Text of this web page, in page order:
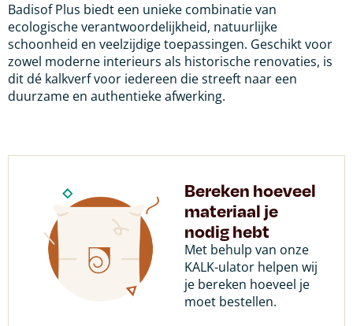
Badisof Plus biedt een unieke combinatie van
ecologische verantwoordelijkheid, natuurlijke
schoonheid en veelzijdige toepassingen. Geschikt voor
zowel moderne interieurs als historische renovaties, is
dit dé kalkverf voor iedereen die streeft naar een
duurzame en authentieke afwerking.
Bereken hoeveel
materiaal je
nodig hebt
Met behulp van onze
KALK-ulator helpen wij
je bereken hoeveel je
moet bestellen.